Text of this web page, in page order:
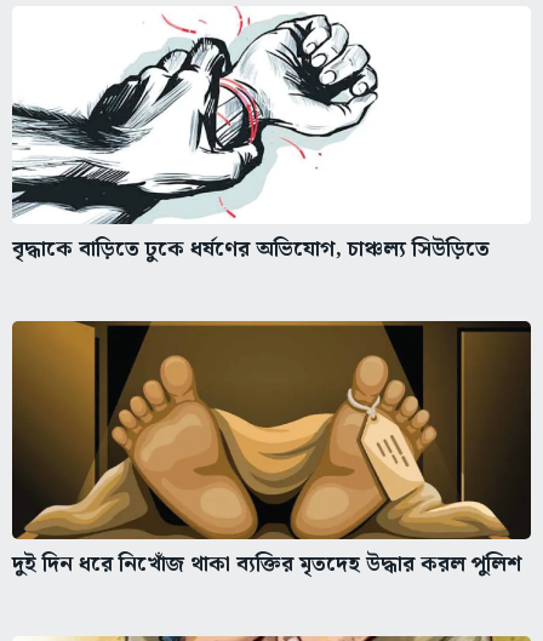
বৃদ্ধাকে বাড়িতে ঢুকে ধর্ষণের অভিযোগ, চাঞ্চল্য সিউড়িতে
দুই দিন ধরে নিখোঁজ থাকা ব্যক্তির মৃতদেহ উদ্ধার করল পুলিশ